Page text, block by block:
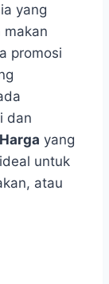
yang
makan
promosi
dan
yang
untuk
atau